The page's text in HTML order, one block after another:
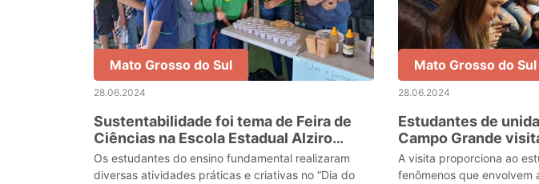
Mato Grosso do Sul
28.06.2024
Sustentabilidade foi tema de Feira de
Ciências na Escola Estadual Alziro
Lopes
Os estudantes do ensino fundamental realizaram
diversas atividades práticas e criativas no “Dia do
Mato Grosso do Sul
28.06.2024
Estudantes de
Campo Grande visitam “Espaço
Energisa”
A visita proporciona ao
fenômenos que envolvem